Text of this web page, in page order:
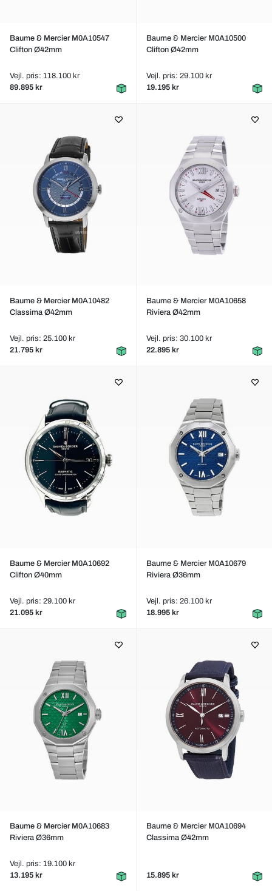
Baume & Mercier M0A10547
Clifton Ø42mm
Vejl. pris: 118.100 kr
89.895 kr
Baume & Mercier M0A10500
Clifton Ø42mm
Vejl. pris: 29.100 kr
19.195 kr
Baume & Mercier M0A10482
Classima Ø42mm
Vejl. pris: 25.100 kr
21.795 kr
Baume & Mercier M0A10658
Riviera Ø42mm
Vejl. pris: 30.100 kr
22.895 kr
Baume & Mercier M0A10692
Clifton Ø40mm
Vejl. pris: 29.100 kr
21.095 kr
Baume & Mercier M0A10679
Riviera Ø36mm
Vejl. pris: 26.100 kr
18.995 kr
Baume & Mercier M0A10683
Riviera Ø36mm
Vejl. pris: 19.100 kr
13.195 kr
Baume & Mercier M0A10694
Classima Ø42mm
15.895 kr